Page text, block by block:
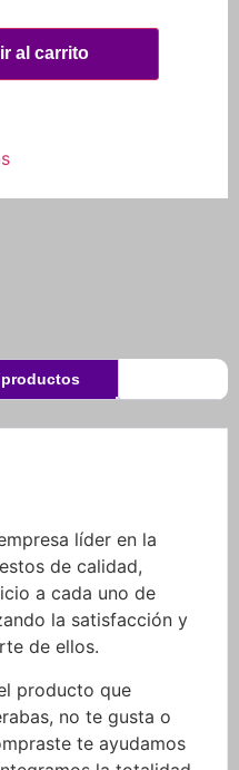
al carrito
productos
líder en la
de calidad,
a cada uno de
la satisfacción y
de ellos.
producto que
no te gusta o
te ayudamos